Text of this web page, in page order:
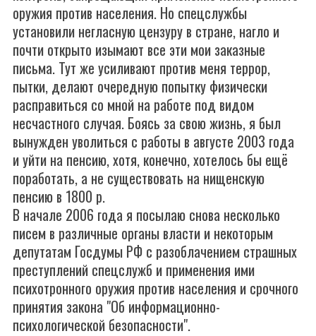
оружия против населения. Но спецслужбы
установили негласную цензуру в стране, нагло и
почти открыто изымают все эти мои заказные
письма. Тут же усиливают против меня террор,
пытки, делают очередную попытку физически
расправиться со мной на работе под видом
несчастного случая. Боясь за свою жизнь, я был
вынужден уволиться с работы в августе 2003 года
и уйти на пенсию, хотя, конечно, хотелось бы ещё
поработать, а не существовать на нищенскую
пенсию в 1800 р.
В начале 2006 года я посылаю снова несколько
писем в различные органы власти и некоторым
депутатам Госдумы РФ с разоблачением страшных
преступлений спецслужб и применения ими
психотронного оружия против населения и срочного
принятия закона "Об информационно-
психологической безопасности".